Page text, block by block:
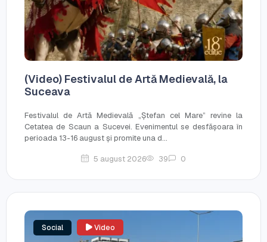
(Video) Festivalul de Artă Medievală, la
Suceava
Festivalul de Artă Medievală „Ștefan cel Mare” revine la
Cetatea de Scaun a Sucevei. Evenimentul se desfășoara în
perioada 13-16 august și promite una d...
5 august 2026 39 0
Social Video